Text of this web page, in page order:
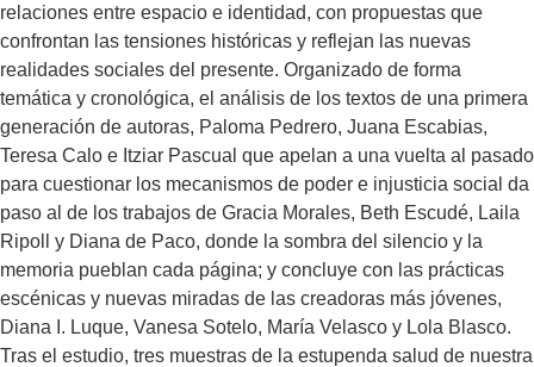
en el departamento de Lenguas, Literaturas y Culturas de la
Universidad del Norte de Florida. Su investigación se centra en
el teatro iberoamericano contemporáneo, estudios de género,
representación de la memoria y teoría de los espacios. Ha
publicado la monografía “Funciones de género: Mito, historia y
arquetipo en tres dramaturgas iberoamericanas. Lourdes Ortiz,
Sabina Berman y Diana Raznovich” en Currents in
Comparative Romance Languages and Literatures 239.
Algunos de sus artículos y reseñas han aparecido en revistas
como Estreno: Cuadernos del Teatro Español Contemporáneo,
telondefondo: Revista de Teoría y Crítica Teatral y Gestos:
Teoría y Práctica del Teatro Hispánico.
relaciones entre espacio e identidad, con propuestas que
confrontan las tensiones históricas y reflejan las nuevas
realidades sociales del presente. Organizado de forma
temática y cronológica, el análisis de los textos de una primera
generación de autoras, Paloma Pedrero, Juana Escabias,
Teresa Calo e Itziar Pascual que apelan a una vuelta al pasado
para cuestionar los mecanismos de poder e injusticia social da
paso al de los trabajos de Gracia Morales, Beth Escudé, Laila
Ripoll y Diana de Paco, donde la sombra del silencio y la
memoria pueblan cada página; y concluye con las prácticas
escénicas y nuevas miradas de las creadoras más jóvenes,
Diana I. Luque, Vanesa Sotelo, María Velasco y Lola Blasco.
Tras el estudio, tres muestras de la estupenda salud de nuestra